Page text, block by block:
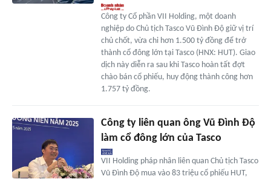
Công ty Cổ phần VII Holding, một doanh
nghiệp do Chủ tịch Tasco Vũ Đình Độ giữ vị trí
chủ chốt, vừa chi hơn 1.500 tỷ đồng để trở
thành cổ đông lớn tại Tasco (HNX: HUT). Giao
dịch này diễn ra sau khi Tasco hoàn tất đợt
chào bán cổ phiếu, huy động thành công hơn
1.757 tỷ đồng.
Công ty liên quan ông Vũ Đình Độ
làm cổ đông lớn của Tasco
VII Holding pháp nhân liên quan Chủ tịch Tasco
Vũ Đình Độ mua vào 83 triệu cổ phiếu HUT,